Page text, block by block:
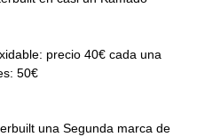
precio 40€ cada una
50€
una Segunda marca de